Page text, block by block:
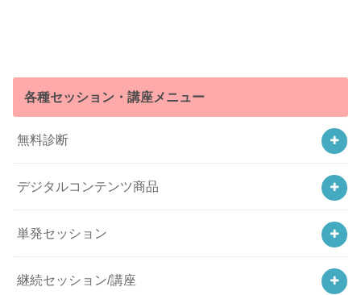
各種セッション・講座メニュー
無料診断
デジタルコンテンツ商品
単発セッション
継続セッション/講座